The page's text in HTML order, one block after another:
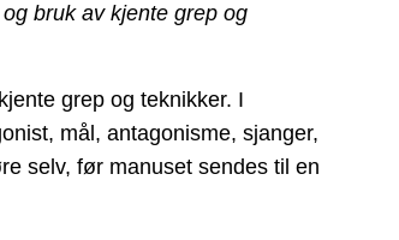
bruk av kjente grep og
grep og teknikker. I
mål, antagonisme, sjanger,
selv, før manuset sendes til en